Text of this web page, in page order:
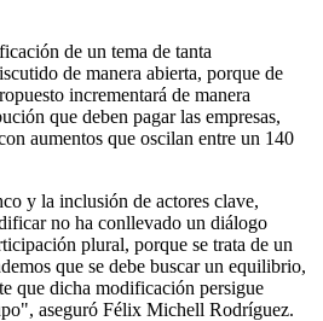
de un tema de tanta
de manera abierta, porque de
incrementará de manera
que deben pagar las empresas,
aumentos que oscilan entre un 140
y la inclusión de actores clave,
no ha conllevado un diálogo
plural, porque se trata de un
que se debe buscar un equilibrio,
que dicha modificación persigue
aseguró Félix Michell Rodríguez.